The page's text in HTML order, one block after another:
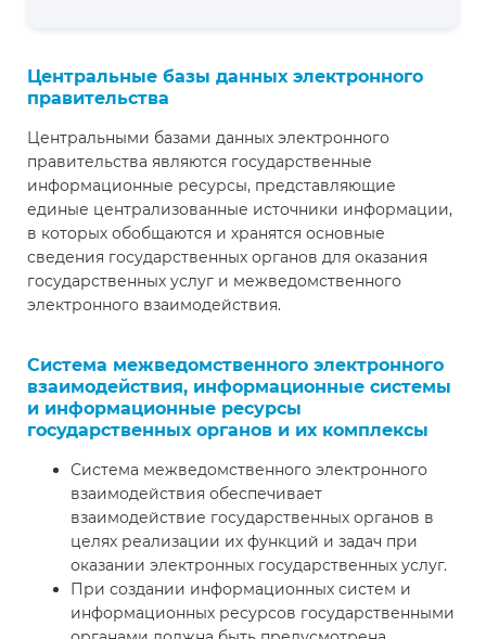
Центральные базы данных электронного
правительства
Центральными базами данных электронного
правительства являются государственные
информационные ресурсы, представляющие
единые централизованные источники информации,
в которых обобщаются и хранятся основные
сведения государственных органов для оказания
государственных услуг и межведомственного
электронного взаимодействия.
Система межведомственного электронного
взаимодействия, информационные системы
и информационные ресурсы
государственных органов и их комплексы
Система межведомственного электронного
взаимодействия обеспечивает
взаимодействие государственных органов в
целях реализации их функций и задач при
оказании электронных государственных услуг.
При создании информационных систем и
информационных ресурсов государственными